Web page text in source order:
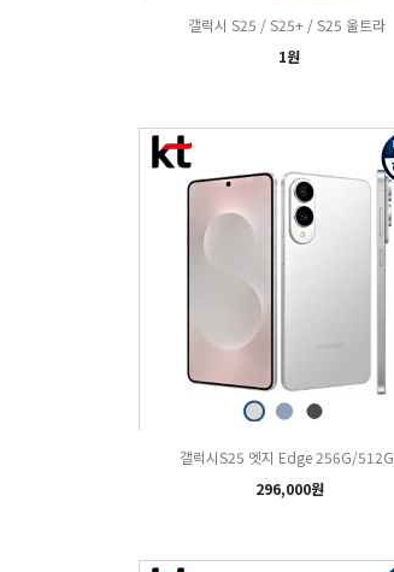
갤럭시 S25 / S25+ / S25 울트라
1원
갤럭시S25 엣지 Edge 256G/512G
296,000원